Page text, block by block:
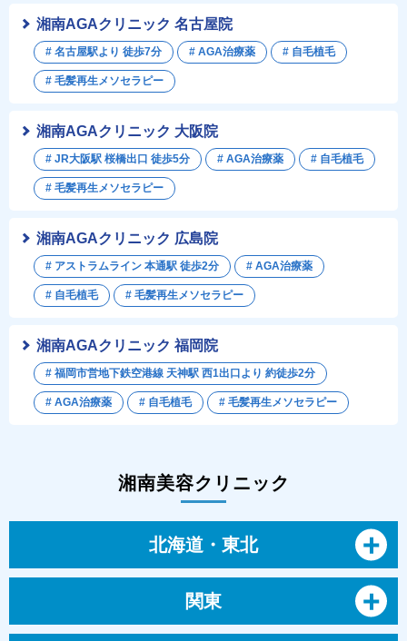
湘南AGAクリニック 大阪院
# JR大阪駅 桜橋出口 徒歩5分 # AGA治療薬 # 自毛植毛
# 毛髪再生メソセラピー
湘南AGAクリニック 福岡院
# 福岡市営地下鉄空港線 天神駅 西1出口より 約徒歩2分
# AGA治療薬 # 自毛植毛 # 毛髪再生メソセラピー
湘南AGAクリニック 名古屋院
# 名古屋駅より 徒歩7分 # AGA治療薬 # 自毛植毛
# 毛髪再生メソセラピー
湘南AGAクリニック 広島院
# アストラムライン 本通駅 徒歩2分 # AGA治療薬
# 自毛植毛 # 毛髪再生メソセラピー
湘南美容クリニック
北海道・東北
関東